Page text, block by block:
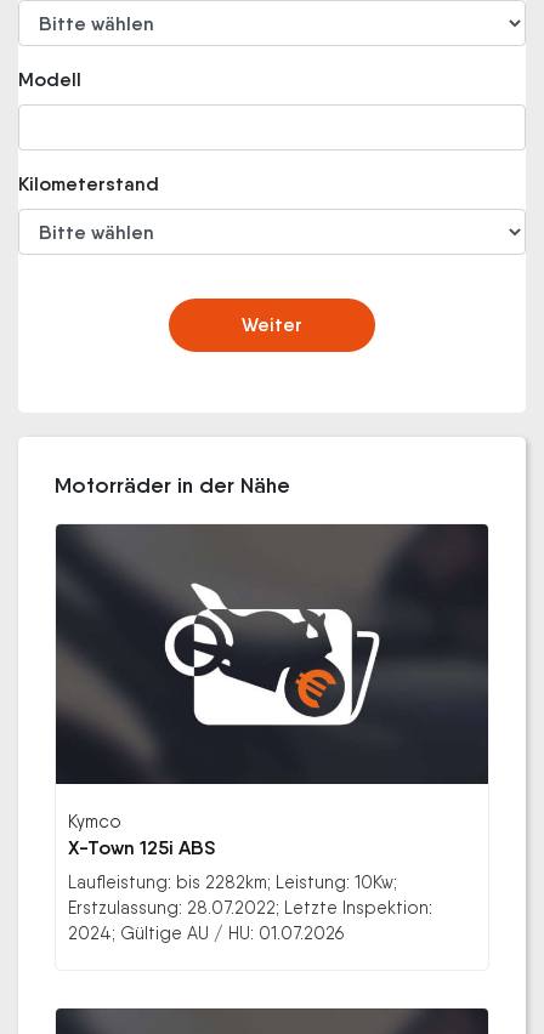
Modell
Kilometerstand
Weiter
Motorräder in der Nähe
Kymco
X-Town 125i ABS
Laufleistung: bis 2282km; Leistung: 10Kw;
Erstzulassung: 28.07.2022; Letzte Inspektion:
2024; Gültige AU / HU: 01.07.2026